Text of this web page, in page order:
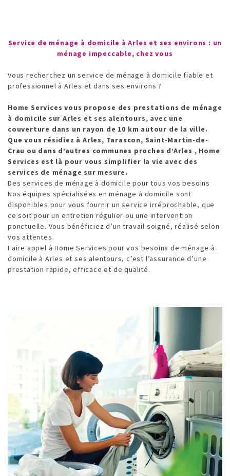
Service de ménage à domicile à Arles et ses environs : un
ménage impeccable, chez vous
Vous recherchez un service de ménage à domicile fiable et
professionnel à Arles et dans ses environs ?
Home Services vous propose des prestations de ménage
à domicile sur Arles et ses alentours, avec une
couverture dans un rayon de 10 km autour de la ville.
Que vous résidiez à Arles, Tarascon, Saint-Martin-de-
Crau ou dans d’autres communes proches d’Arles , Home
Services est là pour vous simplifier la vie avec des
services de ménage sur mesure.
Des services de ménage à domicile pour tous vos besoins
Nos équipes spécialisées en ménage à domicile sont
disponibles pour vous fournir un service irréprochable, que
ce soit pour un entretien régulier ou une intervention
ponctuelle. Vous bénéficiez d’un travail soigné, réalisé selon
vos attentes.
Faire appel à Home Services pour vos besoins de ménage à
domicile à Arles et ses alentours, c’est l’assurance d’une
prestation rapide, efficace et de qualité.